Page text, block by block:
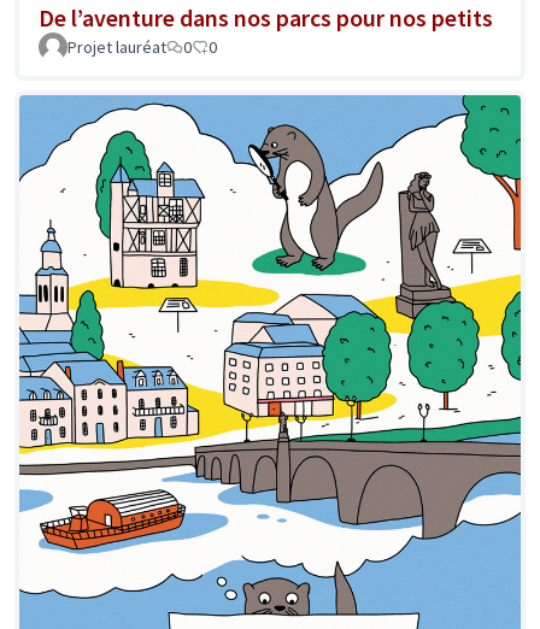
De l’aventure dans nos parcs pour nos petits
Projet lauréat 0 0